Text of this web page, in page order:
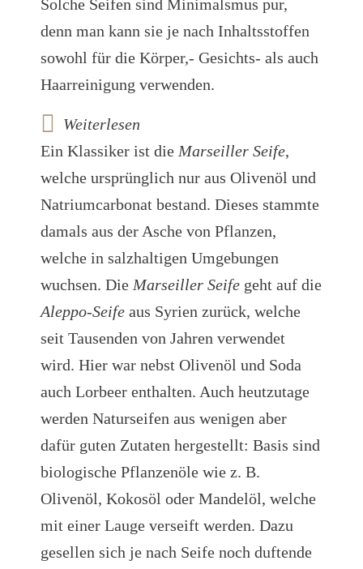
Solche Seifen sind Minimalsmus pur,
denn man kann sie je nach Inhaltsstoffen
sowohl für die Körper,- Gesichts- als auch
Haarreinigung verwenden.
Weiterlesen
Ein Klassiker ist die Marseiller Seife,
welche ursprünglich nur aus Olivenöl und
Natriumcarbonat bestand. Dieses stammte
damals aus der Asche von Pflanzen,
welche in salzhaltigen Umgebungen
wuchsen. Die Marseiller Seife geht auf die
Aleppo-Seife aus Syrien zurück, welche
seit Tausenden von Jahren verwendet
wird. Hier war nebst Olivenöl und Soda
auch Lorbeer enthalten. Auch heutzutage
werden Naturseifen aus wenigen aber
dafür guten Zutaten hergestellt: Basis sind
biologische Pflanzenöle wie z. B.
Olivenöl, Kokosöl oder Mandelöl, welche
mit einer Lauge verseift werden. Dazu
gesellen sich je nach Seife noch duftende